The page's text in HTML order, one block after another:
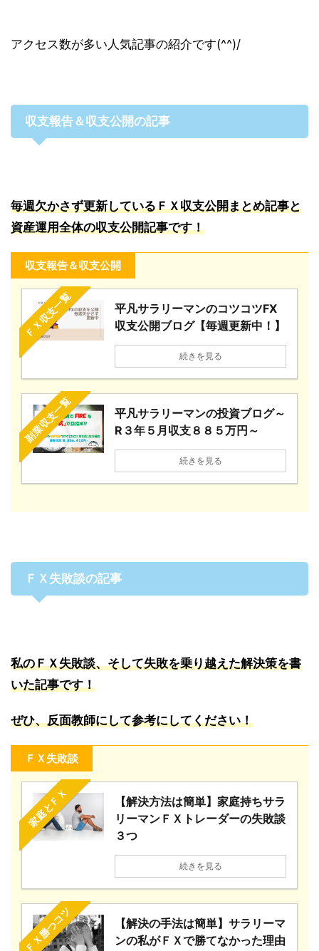
アクセス数が多い人気記事の紹介です(^^)/
収支報告＆収支公開の記事
毎週欠かさず更新しているＦＸ収支公開まとめ記事と
資産運用全体の収支公開記事です！
収支報告＆収支公開
ＦＸ収支一覧
平凡サラリーマンのコツコツFX
収支公開ブログ【毎週更新中！】
続きを見る
副業収支一覧
平凡サラリーマンの投資ブログ～
R３年５月収支８８５万円～
続きを見る
ＦＸ失敗談の記事
私のＦＸ失敗談、そして失敗を乗り越えた解決策を書
いた記事です！
ぜひ、反面教師にして参考にしてください！
ＦＸ失敗談
家庭とＦＸ
【解決方法は簡単】家庭持ちサラ
リーマンＦＸトレーダーの失敗談
３つ
続きを見る
ＦＸ勝つコツ
【解決の手法は簡単】サラリーマ
ンの私がＦＸで勝てなかった理由